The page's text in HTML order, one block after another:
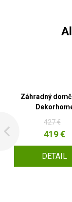
Záhradný
427 €
419 €
DETAIL